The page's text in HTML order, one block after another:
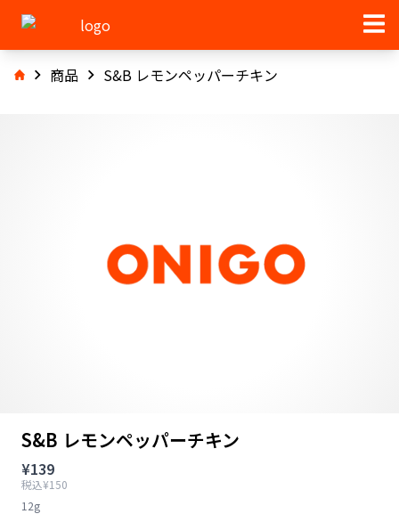
商品 S&B レモンペッパーチキン
S&B レモンペッパーチキン
¥139
税込¥150
12g